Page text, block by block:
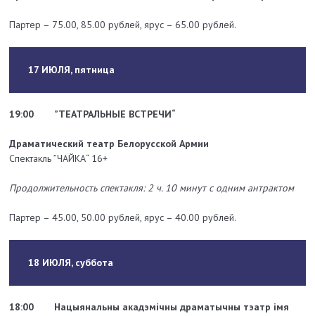
Партер – 75.00, 85.00 рублей, ярус – 65.00 рублей.
17 ИЮЛЯ, пятница
19:00 ”ТЕАТРАЛЬНЫЕ ВСТРЕЧИ“
Драматический театр Белорусской Армии
Спектакль ”ЧАЙКА“ 16+
Продолжительность спектакля: 2 ч. 10 минут с одним антрактом
Партер – 45.00, 50.00 рублей, ярус – 40.00 рублей.
18 ИЮЛЯ, суббота
18:00
Нацыянальны акадэмічны драматычны тэатр імя